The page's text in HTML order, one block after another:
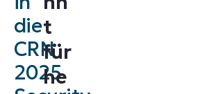
die
CRN
2025
Security
t
für
he